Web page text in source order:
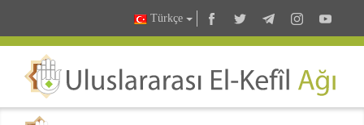
Türkçe